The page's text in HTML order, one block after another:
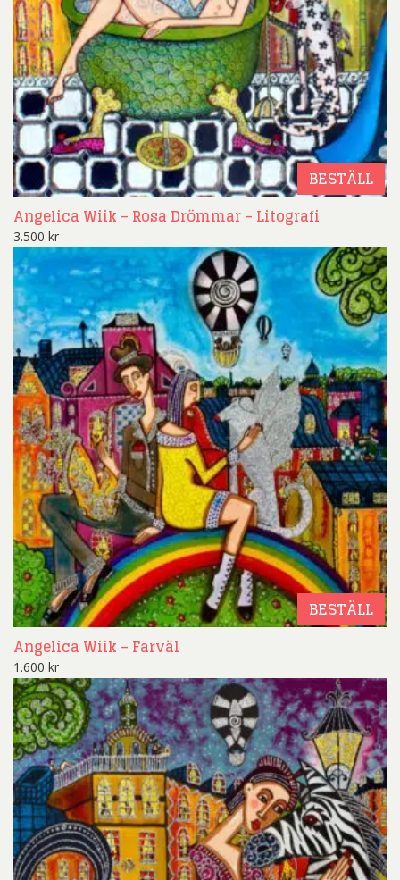
BESTÄLL
Angelica Wiik – Rosa Drömmar – Litografi
3.500 kr
BESTÄLL
Angelica Wiik – Farväl
1.600 kr